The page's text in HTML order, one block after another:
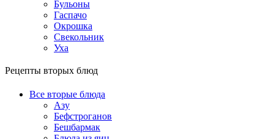
Бульоны
Гаспачо
Окрошка
Свекольник
Уха
Рецепты вторых блюд
Все вторые блюда
Азу
Бефстроганов
Бешбармак